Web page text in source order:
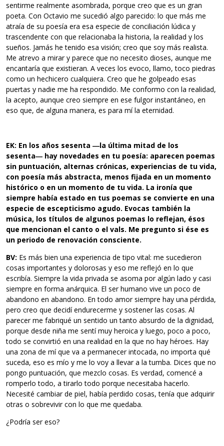
sentirme realmente asombrada, porque creo que es un gran
poeta. Con Octavio me sucedió algo parecido: lo que más me
atraía de su poesía era esa especie de conciliación lúdica y
trascendente con que relacionaba la historia, la realidad y los
sueños. Jamás he tenido esa visión; creo que soy más realista.
Me atrevo a mirar y parece que no necesito dioses, aunque me
encantaría que existieran. A veces los evoco, llamo, toco piedras
como un hechicero cualquiera. Creo que he golpeado esas
puertas y nadie me ha respondido. Me conformo con la realidad,
la acepto, aunque creo siempre en ese fulgor instantáneo, en
eso que, de alguna manera, es para mí la eternidad.
EK: En los años sesenta ―la última mitad de los
sesenta― hay novedades en tu poesía: aparecen poemas
sin puntuación, alternas crónicas, experiencias de tu vida,
con poesía más abstracta, menos fijada en un momento
histórico o en un momento de tu vida. La ironía que
siempre había estado en tus poemas se convierte en una
especie de escepticismo agudo. Evocas también la
música, los títulos de algunos poemas lo reflejan, ésos
que mencionan el canto o el vals. Me pregunto si ése es
un periodo de renovación consciente.
BV: Es más bien una experiencia de tipo vital: me sucedieron
cosas importantes y dolorosas y eso me reflejó en lo que
escribía. Siempre la vida privada se asoma por algún lado y casi
siempre en forma anárquica. El ser humano vive un poco de
abandono en abandono. En todo amor siempre hay una pérdida,
pero creo que decidí endurecerme y sostener las cosas. Al
parecer me fabriqué un sentido un tanto absurdo de la dignidad,
porque desde niña me sentí muy heroica y luego, poco a poco,
todo se convirtió en una realidad en la que no hay héroes. Hay
una zona de mí que va a permanecer intocada, no importa qué
suceda, eso es mío y me lo voy a llevar a la tumba. Dices que no
pongo puntuación, que mezclo cosas. Es verdad, comencé a
romperlo todo, a tirarlo todo porque necesitaba hacerlo.
Necesité cambiar de piel, había perdido cosas, tenía que adquirir
otras o sobrevivir con lo que me quedaba.
¿Podría ser eso?